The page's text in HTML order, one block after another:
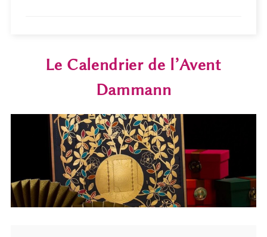
Le Calendrier de l’Avent
Dammann